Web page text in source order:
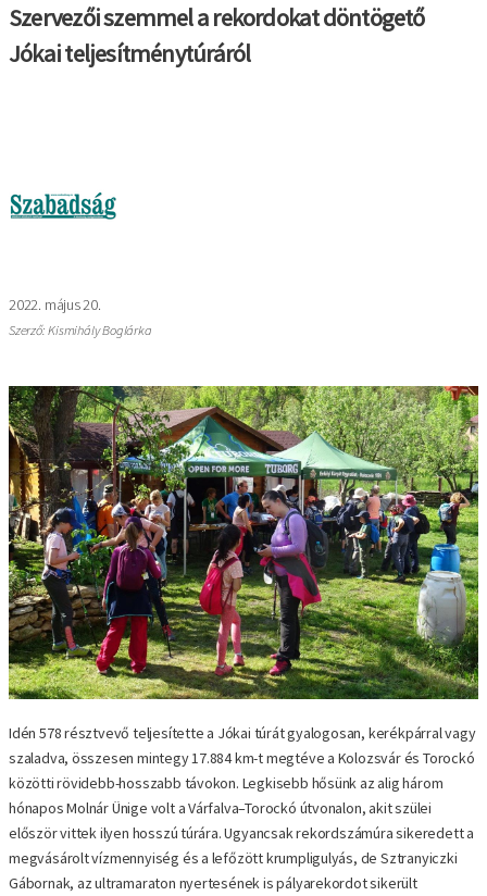
Szervezői szemmel a rekordokat döntögető
Jókai teljesítménytúráról
2022. május 20.
Szerző: Kismihály Boglárka
Idén 578 résztvevő teljesítette a Jókai túrát gyalogosan, kerékpárral vagy
szaladva, összesen mintegy 17.884 km-t megtéve a Kolozsvár és Torockó
közötti rövidebb-hosszabb távokon. Legkisebb hősünk az alig három
hónapos Molnár Ünige volt a Várfalva–Torockó útvonalon, akit szülei
először vittek ilyen hosszú túrára. Ugyancsak rekordszámúra sikeredett a
megvásárolt vízmennyiség és a lefőzött krumpligulyás, de Sztranyiczki
Gábornak, az ultramaraton nyertesének is pályarekordot sikerült